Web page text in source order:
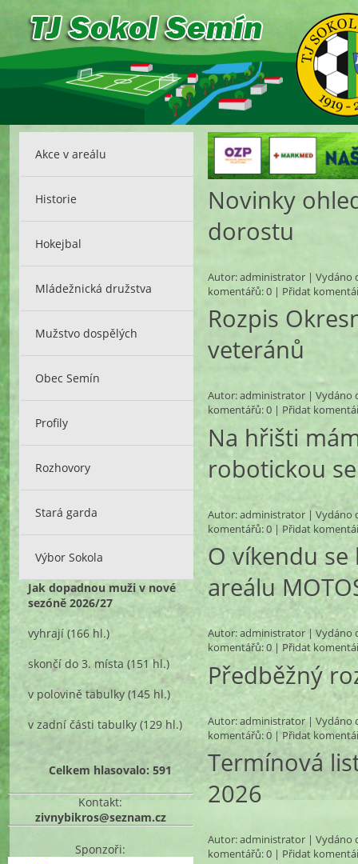
Akce v areálu
Historie
Hokejbal
Mládežnická družstva
Mužstvo dospělých
Obec Semín
Profily
Rozhovory
Stará garda
Výbor Sokola
Jak dopadnou muži v nové
sezóně 2026/27
vyhrají (166 hl.)
skončí do 3. místa (151 hl.)
v polovině tabulky (145 hl.)
v zadní části tabulky (129 hl.)
Celkem hlasovalo: 591
Kontakt:
zivnybikros@seznam.cz
Sponzoři:
Novinky
dorostu
Autor:administrator| Vydáno
komentářů: 0 | Přidat
Rozpis
veteránů
Autor:administrator| Vydáno
komentářů: 0 | Přidat
Na hřišti
robotickou
Autor:administrator| Vydáno
komentářů: 0 | Přidat
O víkendu se
areálu
Autor:administrator| Vydáno
komentářů: 0 | Přidat
Předběžný
Autor:administrator| Vydáno
komentářů: 0 |Přidat
Termínová
2026
Autor:administrator| Vydáno
komentářů: 0 | Přidat